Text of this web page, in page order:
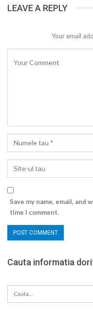
LEAVE A REPLY
Your email
Save my name, email,
time I comment.
Cauta informatia